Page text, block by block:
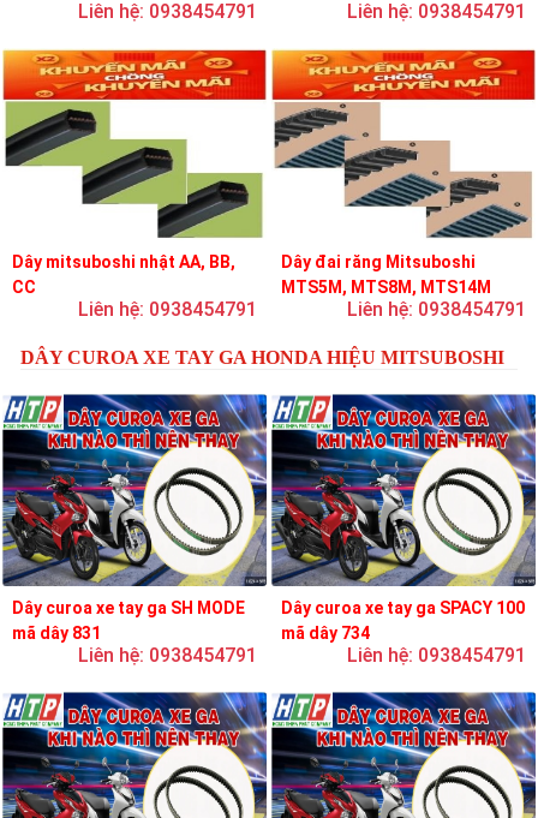
Liên hệ: 0938454791 Liên hệ: 0938454791
Dây mitsuboshi nhật AA, BB,
CC
Liên hệ: 0938454791
Dây đai răng Mitsuboshi
MTS5M, MTS8M, MTS14M
Liên hệ: 0938454791
DÂY CUROA XE TAY GA HONDA HIỆU MITSUBOSHI
Dây curoa xe tay ga SH MODE
mã dây 831
Liên hệ: 0938454791
Dây curoa xe tay ga SPACY 100
mã dây 734
Liên hệ: 0938454791